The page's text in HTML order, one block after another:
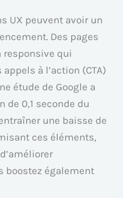
UX peuvent avoir un
Des pages
responsive qui
à l’action (CTA)
étude de Google a
de 0,1 seconde du
une baisse de
ces éléments,
boostez également